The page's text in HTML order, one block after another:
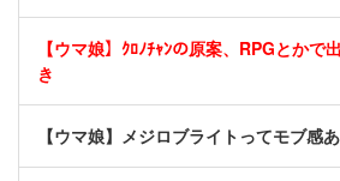
【ウマ娘】ｸﾛﾉﾁｬﾝの原案、RPGとかで
き
【ウマ娘】メジロブライトってモブ感